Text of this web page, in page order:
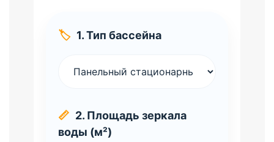
🏷️ 1. Тип бассейна
📏 2. Площадь зеркала
воды (м²)